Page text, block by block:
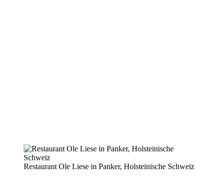
Restaurant Ole Liese in Panker, Holsteinische Schweiz